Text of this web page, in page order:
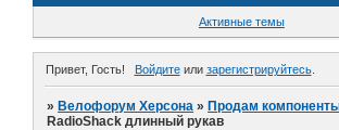
Активные темы
Привет, Гость! Войдитеили зарегистрируйтесь.
»Велофорум Херсона »Продам
RadioShack длинный рукав